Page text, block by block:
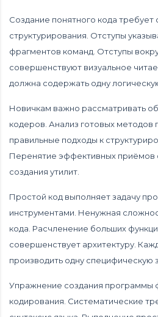
Создание понятного кода
структурирования. Отступы
фрагментов команд. Отступы
совершенствуют визуальное
должна содержать одну
Новичкам важно рассматривать
кодеров. Анализ готовых методов
правильные подходы к
Перенятие эффективных приёмов
создания утилит.
Простой код выполняет задачу
инструментами. Ненужная
кода. Расчленение больших
совершенствует архитектуру.
производить одну специфическую
Упражнение создания программы
кодирования. Систематические